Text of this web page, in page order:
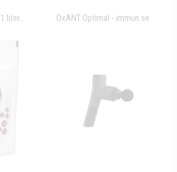
liter... OxANT Optimal - immun.se